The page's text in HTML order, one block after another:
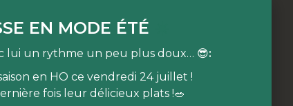
durable & joyeuse, niché au cœur des 10
17e). Venez vous régaler en HO dans notre food
EN MODE ÉTÉ
lui un rythme un peu plus doux… 😎:
en HO ce vendredi 24 juillet !
fois leur délicieux plats !🥗